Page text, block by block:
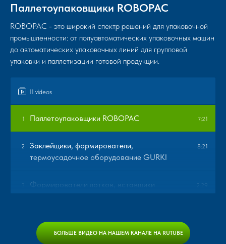
11 videos
1 Паллетоупаковщики ROBOPAC 7:21
2
Заклейщики, формирователи,
термоусадочное оборудование GURKI
8:21
Формирователи лотков, вставщики
Флоупак и вертикальные VFFS машины
SOONTRUE
Паллетоупаковщики ROBOPAC
ROBOPAC - это широкий спектр решений для упаковочной
промышленности: от полуавтоматических упаковочных машин
до автоматических упаковочных линий для групповой
упаковки и паллетизации готовой продукции.
БОЛЬШЕ ВИДЕО НА НАШЕМ КАНАЛЕ НА RUTUBE